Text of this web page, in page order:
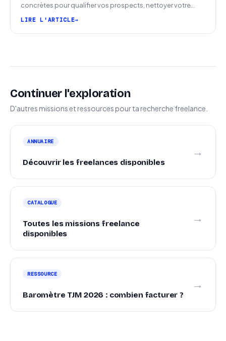
concrètes pour qualifier vos prospects, nettoyer votre
LIRE L'ARTICLE
Continuer l'exploration
D'autres missions et ressources pour ta recherche freelance.
ANNUAIRE
Découvrir les freelances disponibles
→
CATALOGUE
Toutes les missions freelance
disponibles
→
RESSOURCE
Baromètre TJM 2026 : combien facturer ?
→